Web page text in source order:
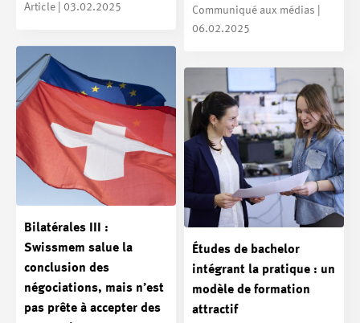
Communiqué aux médias |
06.02.2025
Article | 03.02.2025
Bilatérales III :
Swissmem salue la
conclusion des
négociations, mais n’est
pas prête à accepter des
Études de bachelor
intégrant la pratique : un
modèle de formation
attractif